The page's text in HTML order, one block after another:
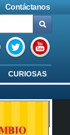
Contáctanos
CURIOSAS